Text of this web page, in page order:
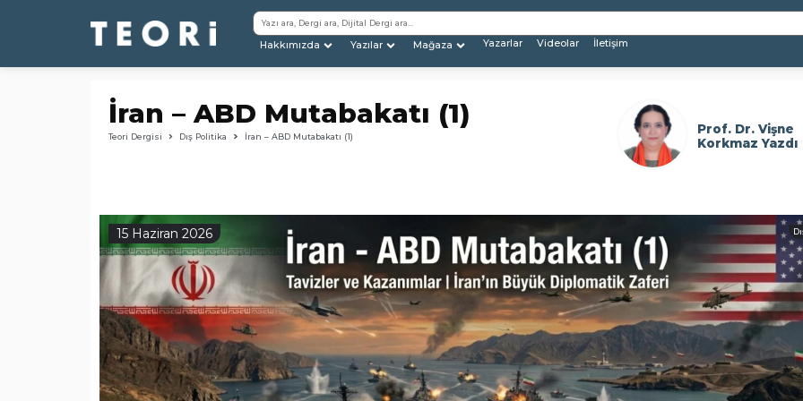
Hakkımızda Yazılar Mağaza Yazarlar Videolar İletişim
İran – ABD Mutabakatı (1)
Teori Dergisi Dış Politika İran – ABD Mutabakatı (1)
Prof. Dr. Vişne
Korkmaz Yazdı
15 Haziran 2026